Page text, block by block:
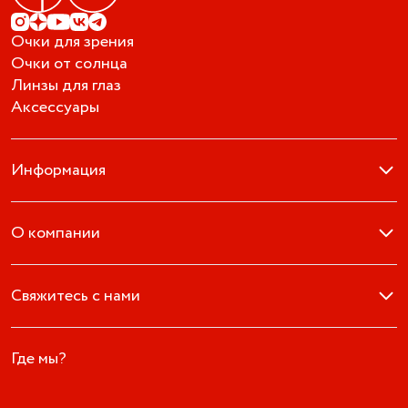
Очки для зрения
Очки от солнца
Линзы для глаз
Аксессуары
Информация
О компании
Свяжитесь с нами
Где мы?